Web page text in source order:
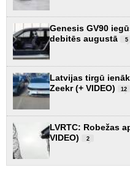
Genesis GV90
debitēs augustā
5
Latvijas tirgū
Zeekr (+ VIDEO)
12
LVRTC: Robežas
VIDEO)
2